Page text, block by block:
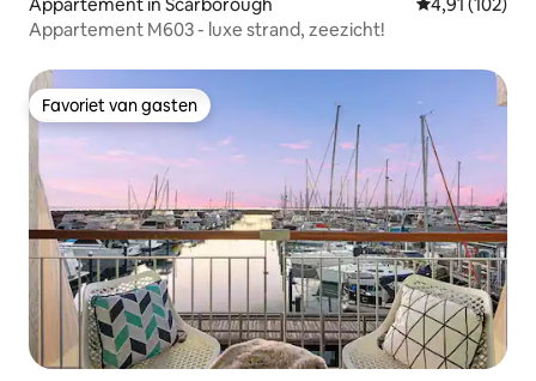
Appartement in Scarborough Gemiddelde
4,91 (102)
Appartement M603 - luxe strand, zeezicht!
Favoriet van gasten
Favoriet van gasten